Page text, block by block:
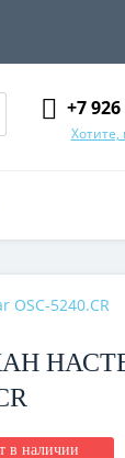
+7
OSC-5240.CR
в наличии